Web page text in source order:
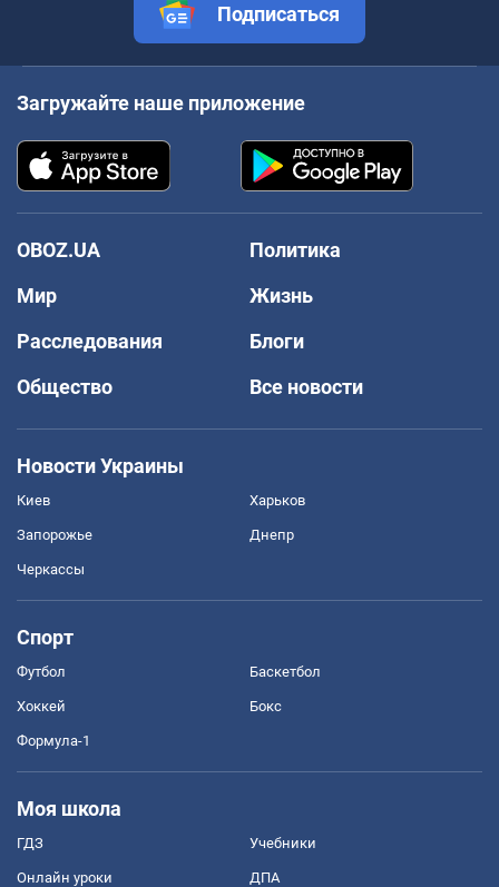
Подписаться
Загружайте наше приложение
OBOZ.UA
Политика
Мир
Жизнь
Расследования
Блоги
Общество
Все новости
Новости Украины
Киев Харьков
Запорожье Днепр
Черкассы
Спорт
Футбол Баскетбол
Хоккей Бокс
Формула-1
Моя школа
ГДЗ Учебники
Онлайн уроки ДПА